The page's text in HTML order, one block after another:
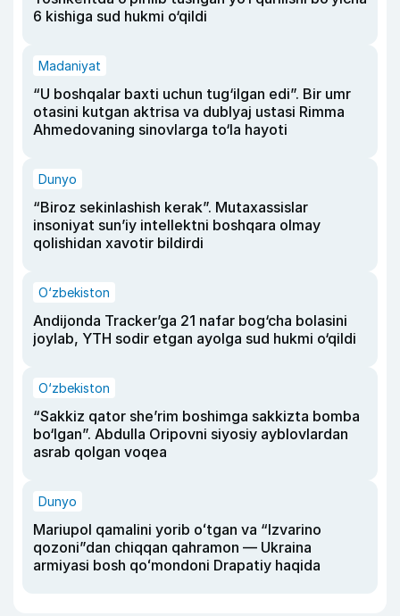
6 kishiga sud hukmi o‘qildi
Madaniyat
“U boshqalar baxti uchun tug‘ilgan edi”. Bir umr
otasini kutgan aktrisa va dublyaj ustasi Rimma
Ahmedovaning sinovlarga to‘la hayoti
Dunyo
“Biroz sekinlashish kerak”. Mutaxassislar
insoniyat sun’iy intellektni boshqara olmay
qolishidan xavotir bildirdi
O‘zbekiston
Andijonda Tracker’ga 21 nafar bog‘cha bolasini
joylab, YTH sodir etgan ayolga sud hukmi o‘qildi
O‘zbekiston
“Sakkiz qator she’rim boshimga sakkizta bomba
bo‘lgan”. Abdulla Oripovni siyosiy ayblovlardan
asrab qolgan voqea
Dunyo
Mariupol qamalini yorib oʻtgan va “Izvarino
qozoni”dan chiqqan qahramon — Ukraina
armiyasi bosh qoʻmondoni Drapatiy haqida